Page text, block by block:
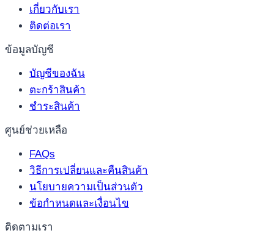
เกี่ยวกับเรา
ติดต่อเรา
ข้อมูลบัญชี
บัญชีของฉัน
ตะกร้าสินค้า
ชำระสินค้า
ศูนย์ช่วยเหลือ
FAQs
วิธีการเปลี่ยนและคืนสินค้า
นโยบายความเป็นส่วนตัว
ข้อกำหนดและเงื่อนไข
ติดตามเรา